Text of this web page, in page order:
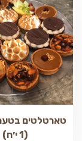
טארטלטים
(1 י׳ח)